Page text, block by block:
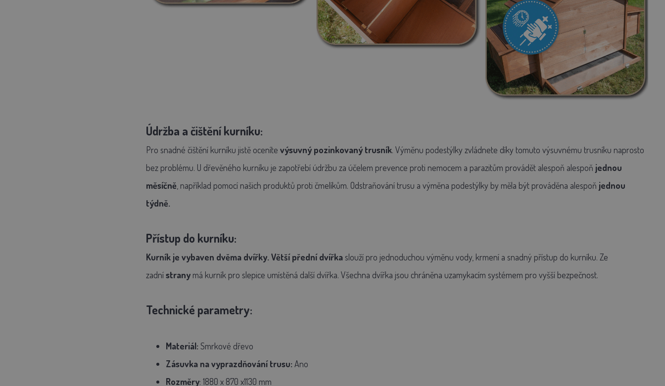
Údržba a čištění kurníku:
Pro snadné čištění kurníku jistěoceníte výsuvný pozinkovaný trusník. Výměnu podestýlky zvládnete díky tomuto výsuvnému trusníku naprosto
bez problému. U dřevěného kurníku je zapotřebí údržbu za účelem prevence proti nemocem a parazitům provádět alespoň alespoň jednou
měsíčně , například pomocí našich produktů proti čmelíkům. Odstraňování trusu a výměna podestýlky by měla být prováděna alespoň jednou
týdně.
Přístup do kurníku:
Kurník je vybaven dvěma dvířky. Větší přední dvířkaslouží pro jednoduchou výměnu vody, krmení a snadný přístup do kurníku. Ze
zadnístranymá kurník pro slepice umístěná další dvířka. Všechna dvířka jsou chráněna uzamykacím systémem pro vyšší bezpečnost.
Technické parametry:
Materiál: Smrkové dřevo
Zásuvka na vyprazdňování trusu: Ano
Rozměry: 1880 x 870 x1130 mm